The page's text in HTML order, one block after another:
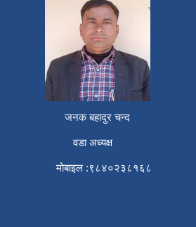
जनक बहादुर चन्द
वडा अध्यक्ष
मोबाइल :९८४०२३८१६८